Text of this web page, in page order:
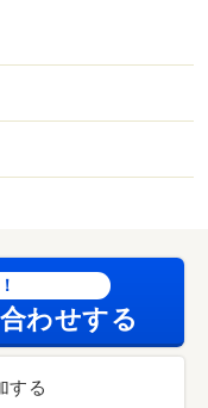
わせする
する